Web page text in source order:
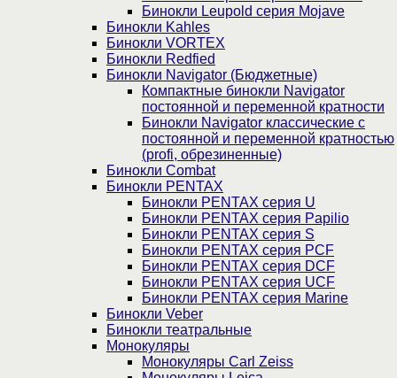
Бинокли Leupold серия Mojave
Бинокли Kahles
Бинокли VORTEX
Бинокли Redfied
Бинокли Navigator (Бюджетные)
Компактные бинокли Navigator
постоянной и переменной кратности
Бинокли Navigator классические с
постоянной и переменной кратностью
(profi, обрезиненные)
Бинокли Combat
Бинокли PENTAX
Бинокли PENTAX серия U
Бинокли PENTAX серия Papilio
Бинокли PENTAX серия S
Бинокли PENTAX серия PCF
Бинокли PENTAX серия DCF
Бинокли PENTAX серия UCF
Бинокли PENTAX серия Marine
Бинокли Veber
Бинокли театральные
Монокуляры
Монокуляры Carl Zeiss